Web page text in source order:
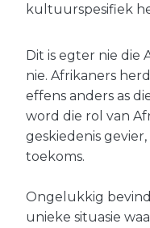
kultuurspesifiek
Dit is egter nie die
nie. Afrikaners
effens anders as
word die rol van
geskiedenis
toekoms.
Ongelukkig
unieke situasie